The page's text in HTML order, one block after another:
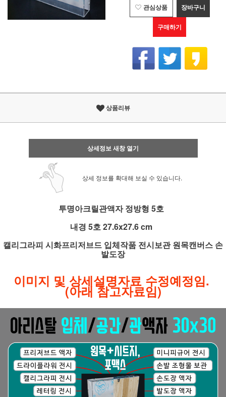
관심상품 장바구니
구매하기
상품리뷰
상세정보 새창 열기
상세 정보를 확대해 보실 수 있습니다.
투명아크릴관액자 정방형 5호
내경 5호 27.6x27.6 cm
캘리그라피 시화프리저브드 입체작품 전시보관 원목캔버스 손
발도장
이미지 및 상세설명자료 수정예정임.
(아래 참고자료임)